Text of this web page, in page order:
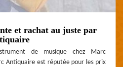
et rachat au juste par
de musique chez Marc
Antiquaire est réputée pour les prix